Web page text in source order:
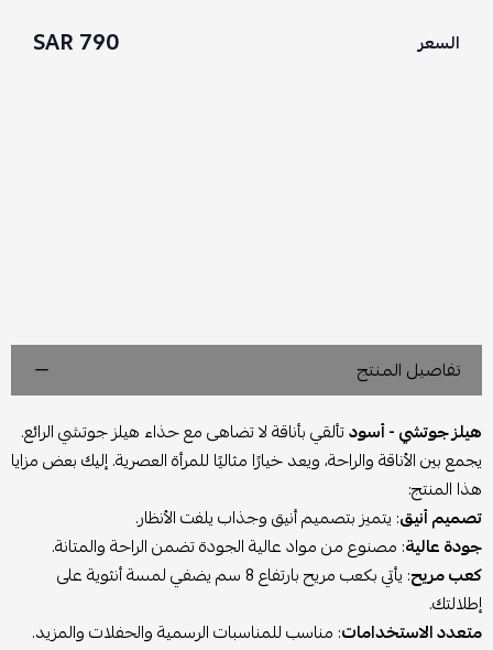
السعر 790 SAR
تفاصيل المنتج
هيلز جوتشي - أسودتألقي بأناقة لا تضاهى مع حذاء هيلز جوتشي الرائع.
يجمع بين الأناقة والراحة، ويعد خيارًا مثاليًا للمرأة العصرية. إليك بعض مزايا
هذا المنتج:
تصميم أنيق: يتميز بتصميم أنيق وجذاب يلفت الأنظار.
جودة عالية: مصنوع من مواد عالية الجودة تضمن الراحة والمتانة.
كعب مريح
: يأتي بكعب مريح بارتفاع 8 سم يضفي لمسة أنثوية على
إطلالتك.
متعدد الاستخدامات: مناسب للمناسبات الرسمية والحفلات والمزيد.